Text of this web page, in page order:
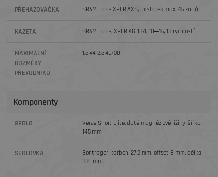
PŘEHAZOVAČKA SRAM Force XPLR AXS, pastorek max. 46 zubů
KAZETA SRAM Force, XPLR XG-1371, 10‒46, 13 rychlostí
MAXIMÁLNÍ
ROZMĚRY
PŘEVODNÍKU
1x: 44 2x: 46/30
Komponenty
SEDLO
Verse Short Elite, duté magnéziové ližiny, šířka
145 mm
SEDLOVKA
Bontrager, karbon, 27,2 mm, offset 8 mm, délka
330 mm